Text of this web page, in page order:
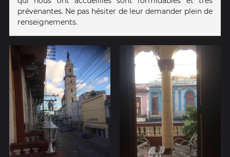
prévenantes. Ne pas hésiter de leur demander plein de
renseignements.